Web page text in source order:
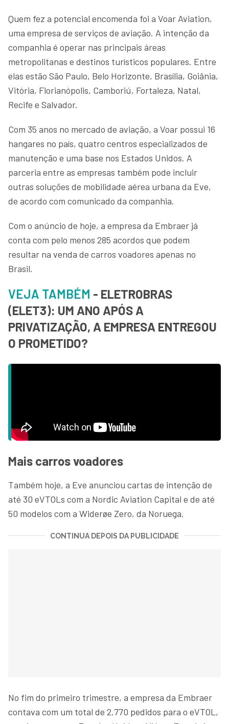
Quem fez a potencial encomenda foi a Voar Aviation,
uma empresa de serviços de aviação. A intenção da
companhia é operar nas principais áreas
metropolitanas e destinos turísticos populares. Entre
elas estão São Paulo, Belo Horizonte, Brasília, Goiânia,
Vitória, Florianópolis, Camboriú, Fortaleza, Natal,
Recife e Salvador.
Com 35 anos no mercado de aviação, a Voar possui 16
hangares no país, quatro centros especializados de
manutenção e uma base nos Estados Unidos. A
parceria entre as empresas também pode incluir
outras soluções de mobilidade aérea urbana da Eve,
de acordo com comunicado da companhia.
Com o anúncio de hoje, a empresa da Embraer já
conta com pelo menos 285 acordos que podem
resultar na venda de carros voadores apenas no
Brasil.
VEJA TAMBÉM - ELETROBRAS
(ELET3): UM ANO APÓS A
PRIVATIZAÇÃO, A EMPRESA ENTREGOU
O PROMETIDO?
Mais carros voadores
Também hoje, a Eve anunciou cartas de intenção de
até 30 eVTOLs com a Nordic Aviation Capital e de até
50 modelos com a Widerøe Zero, da Noruega.
CONTINUA DEPOIS DA PUBLICIDADE
No fim do primeiro trimestre, a empresa da Embraer
contava com um total de 2.770 pedidos para o eVTOL,